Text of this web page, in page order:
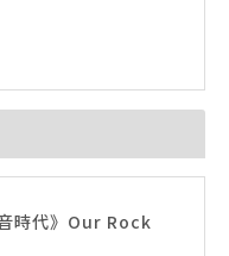
時代》Our Rock